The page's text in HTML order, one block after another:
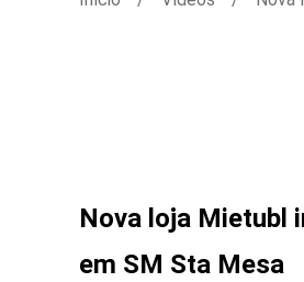
Nova loja Mietubl
em SM Sta Mesa